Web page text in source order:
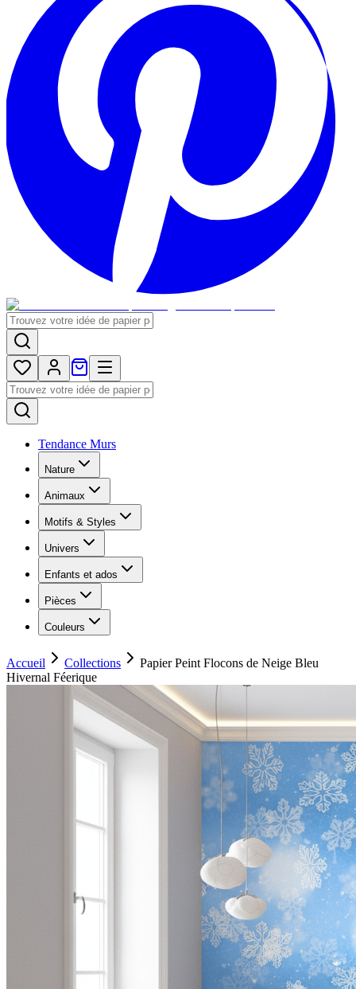
Tendance Murs
Nature
Animaux
Motifs & Styles
Univers
Enfants et ados
Pièces
Couleurs
Accueil Collections
Papier Peint Flocons de Neige Bleu
Hivernal Féerique